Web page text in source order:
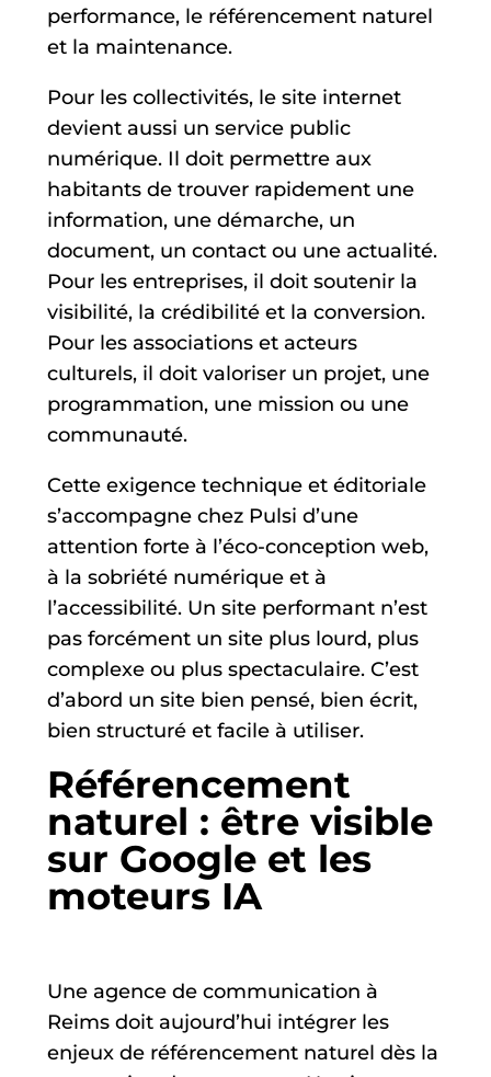
performance, le référencement naturel
et la maintenance.
Pour les collectivités, le site internet
devient aussi un service public
numérique. Il doit permettre aux
habitants de trouver rapidement une
information, une démarche, un
document, un contact ou une actualité.
Pour les entreprises, il doit soutenir la
visibilité, la crédibilité et la conversion.
Pour les associations et acteurs
culturels, il doit valoriser un projet, une
programmation, une mission ou une
communauté.
Cette exigence technique et éditoriale
s’accompagne chez Pulsi d’une
attention forte à l’éco-conception web,
à la sobriété numérique et à
l’accessibilité. Un site performant n’est
pas forcément un site plus lourd, plus
complexe ou plus spectaculaire. C’est
d’abord un site bien pensé, bien écrit,
bien structuré et facile à utiliser.
Référencement
naturel : être visible
sur Google et les
moteurs IA
Une agence de communication à
Reims doit aujourd’hui intégrer les
enjeux de référencement naturel dès la